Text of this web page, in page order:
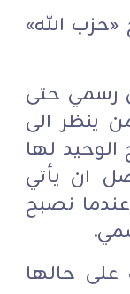
الله»
رسمي حتى
ينظر الى
لها
ان يأتي
نصبح
على حالها